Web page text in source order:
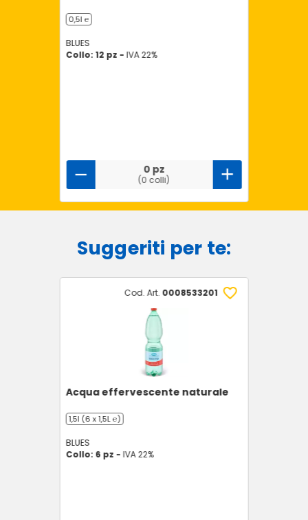
0,5l ℮
BLUES
Collo: 12 pz - IVA 22%
0 pz
(0 colli)
Suggeriti per te:
Cod. Art. 0008533201
Acqua effervescente naturale
1,5l (6 x 1,5L ℮)
BLUES
Collo: 6 pz - IVA 22%